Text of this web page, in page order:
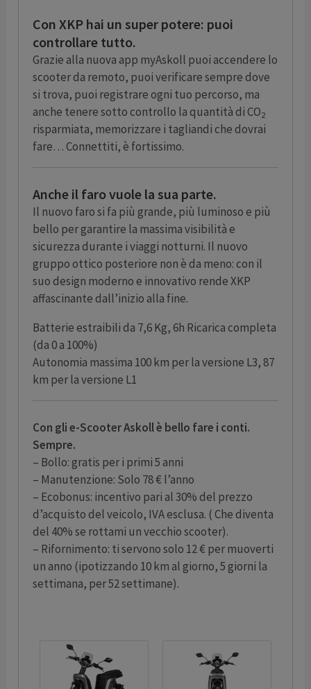
Con XKP hai un super potere: puoi
controllare tutto.
Grazie alla nuova app myAskoll puoi accendere lo
scooter da remoto, puoi verificare sempre dove
si trova, puoi registrare ogni tuo percorso, ma
anche tenere sotto controllo la quantità di CO2
risparmiata, memorizzare i tagliandi che dovrai
fare… Connettiti, è fortissimo.
Anche il faro vuole la sua parte.
Il nuovo faro si fa più grande, più luminoso e più
bello per garantire la massima visibilità e
sicurezza durante i viaggi notturni. Il nuovo
gruppo ottico posteriore non è da meno: con il
suo design moderno e innovativo rende XKP
affascinante dall’inizio alla fine.
Batterie estraibili da 7,6 Kg, 6h Ricarica completa
(da 0 a 100%)
Autonomia massima 100 km per la versione L3, 87
km per la versione L1
Con gli e-Scooter Askoll è bello fare i conti.
Sempre.
– Bollo: gratis per i primi 5 anni
– Manutenzione: Solo 78 € l’anno
– Ecobonus: incentivo pari al 30% del prezzo
d’acquisto del veicolo, IVA esclusa. ( Che diventa
del 40% se rottami un vecchio scooter).
– Rifornimento: ti servono solo 12 € per muoverti
un anno (ipotizzando 10 km al giorno, 5 giorni la
settimana, per 52 settimane).